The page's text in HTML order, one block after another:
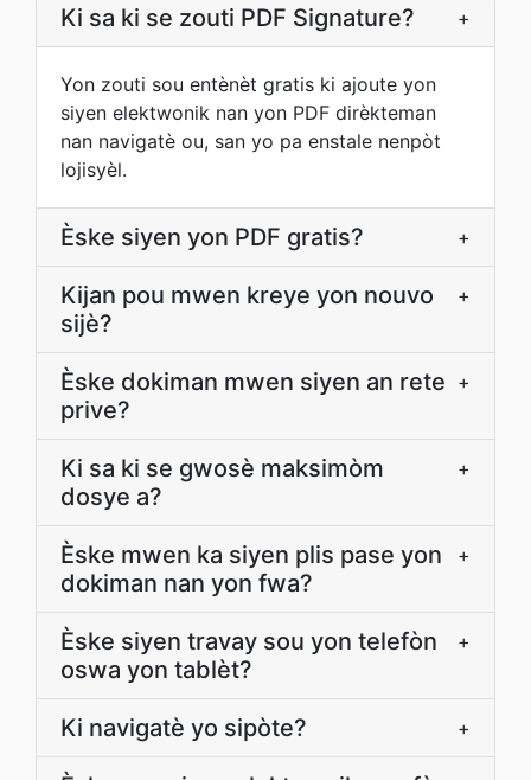
Ki sa ki se zouti PDF Signature? +
Yon zouti sou entènèt gratis ki ajoute yon
siyen elektwonik nan yon PDF dirèkteman
nan navigatè ou, san yo pa enstale nenpòt
lojisyèl.
Èske siyen yon PDF gratis? +
Kijan pou mwen kreye yon nouvo
sijè?
+
Èske dokiman mwen siyen an rete
prive?
+
Ki sa ki se gwosè maksimòm
dosye a?
+
Èske mwen ka siyen plis pase yon
dokiman nan yon fwa?
+
Èske siyen travay sou yon telefòn
oswa yon tablèt?
+
Ki navigatè yo sipòte? +